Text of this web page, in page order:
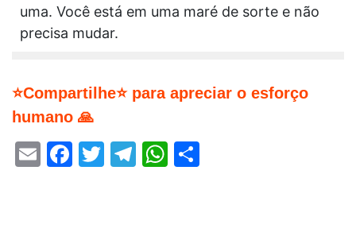
uma. Você está em uma maré de sorte e não
precisa mudar.
⭐Compartilhe⭐ para apreciar o esforço
humano 🙏
EmailFacebook
Twitter
Telegram
WhatsApp